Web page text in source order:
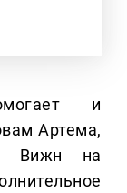
и
Артема,
Вижн на